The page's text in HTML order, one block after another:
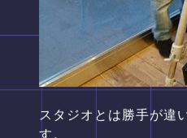
スタジオとは勝手が違